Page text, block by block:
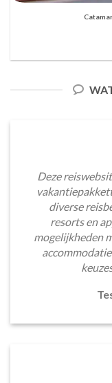
Deze
diverse
resorts en
mogelijkheden